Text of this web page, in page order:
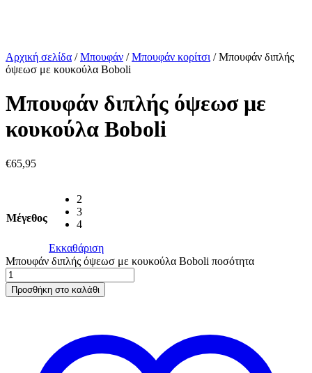
Αρχική σελίδα / Μπουφάν / Μπουφάν κορίτσι /Μπουφάν διπλής
όψεωσ με κουκούλα Boboli
Μπουφάν διπλής όψεωσ με
κουκούλα Boboli
€65,95
Μέγεθος
2
3
4
Εκκαθάριση
Μπουφάν διπλής όψεωσ με κουκούλα Boboli ποσότητα
Προσθήκη στο καλάθι